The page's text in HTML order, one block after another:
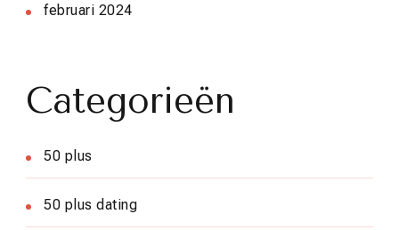
februari 2024
Categorieën
50 plus
50 plus dating